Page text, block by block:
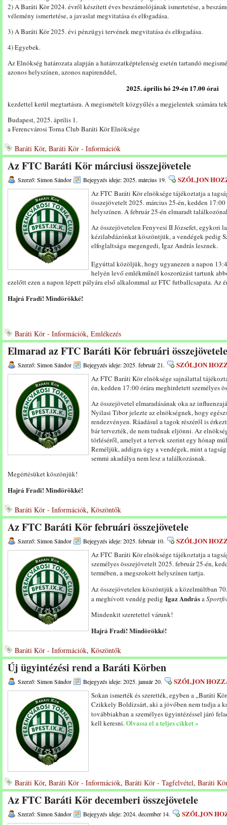
2) A Baráti Kör 2024. évről készített éves beszámolójának ismertetése, a
vélemény ismertetése, a javaslat megvitatása és elfogadása.
3) A Baráti Kör 2025. évi pénzügyi tervének megvitatása és elfogadása.
4) Egyebek.
Az Elnökség határozata alapján a határozatképtelenség esetén tartandó
azonos helyszínen, azonos napirenddel,
2025. április hó 29-én 17.00órai
kezdettel kerül megtartásra. A megismételt közgyűlés a megjelentek számára
Budapest, 2025. április 1.
a Ferencvárosi Torna Club Baráti Kör Elnöksége
Baráti Kör, Baráti Kör - Információk
Az FTC Baráti Kör márciusi összejövetele
Szerző: Simon Sándor Bejegyzés ideje: 2025. március 19. SZÓLJON
Az FTC Baráti Kör elnöksége tájékoztatja a
összejövetelt 2025. március 25-én, kedden
helyszínen. A február 25-én elmaradt
Az összejövetelen Fenyvesi II Józsefet, egykori
kézilabdázónkat köszöntjük, a vendégek pedig
elfoglaltsága megengedi, Igaz András lesznek.
Egyúttal közöljük, hogy ugyanezen a napon
helyén levő emlékműnél koszorúzást tartunk
ezelőtt ezen a napon lépett pályára első alkalommal az FTC futballcsapata. Az
Hajrá Fradi! Mindörökké!
Baráti Kör - Információk, Emlékezés
Elmarad az FTC Baráti Kör februári összejövetele
Szerző: Simon Sándor Bejegyzés ideje: 2025. február 21. SZÓLJON
Az FTC Baráti Kör elnöksége sajnálattal
én, kedden 17:00 órára meghirdetett személyes
Az összejövetel elmaradásának oka az
Nyilasi Tibor jelezte az elnökségnek, hogy
rendezvényen. Ráadásul a tagok részéről is
bár tervezték, de nem tudnak eljönni. Az
törléséről, amelyet a tervek szerint egy hónap
Reméljük, addigra úgy a vendégek, mint a
semmi akadálya nem lesz a találkozásnak.
Megértésüket köszönjük!
Hajrá Fradi! Mindörökké!
Baráti Kör - Információk, Köszöntők
Az FTC Baráti Kör februári összejövetele
Szerző: Simon Sándor Bejegyzés ideje: 2025. február 10. SZÓLJON
Az FTC Baráti Kör elnöksége tájékoztatja a
személyes összejövetelt 2025. február 25-én,
termében, a megszokott helyszínen tartja.
Az összejövetelen köszöntjük a közelmúltban
a meghívott vendég pedig Igaz Andrása
Mindenkit szeretettel várunk!
Hajrá Fradi! Mindörökké!
Baráti Kör - Információk, Köszöntők
Új ügyintézési rend a Baráti Körben
Szerző: Simon Sándor Bejegyzés ideje: 2025. január 20. SZÓLJON
Sokan ismerték és szerették, egyben a „Baráti
Czikkely Boldizsárt, aki a jövőben nem tudja a
továbbiakban a személyes ügyintézéssel járó
kell keresni.Olvassa el a teljes cikket »
Baráti Kör, Baráti Kör - Információk, Baráti Kör - Tagfelvétel, Baráti
Az FTC Baráti Kör decemberi összejövetele
Szerző: Simon Sándor Bejegyzés ideje: 2024. december 14. SZÓLJON